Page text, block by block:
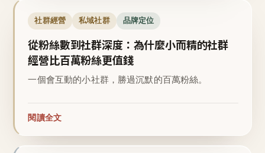
社群經營 私域社群 品牌定位
從粉絲數到社群深度：為什麼小而精的社群
經營比百萬粉絲更值錢
一個會互動的小社群，勝過沉默的百萬粉絲。
閱讀全文